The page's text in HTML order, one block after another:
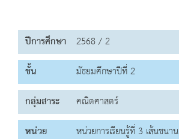
ปีการศึกษา 2568 / 2
ชั้น
มัธยมศึกษาปีที่ 2
กลุ่มสาระ
คณิตศาสตร์
หน่วย
หน่วยการเรียนรู้ที่ 3 เส้นขนาน